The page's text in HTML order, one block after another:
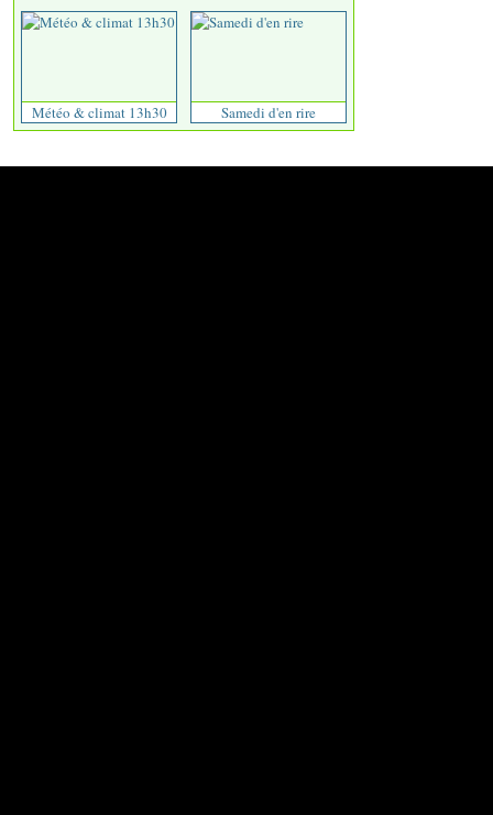
Météo & climat 13h30 Samedi d'en rire